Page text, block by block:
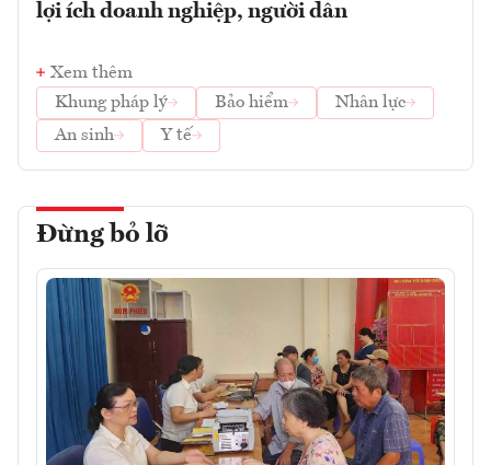
lợi ích doanh nghiệp, người dân
Xem thêm
Khung pháp lý
Bảo hiểm
Nhân lực
An sinh
Y tế
Đừng bỏ lỡ